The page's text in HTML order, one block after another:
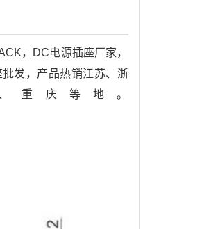
，DC电源插座厂家，
发，产品热销江苏、浙
重庆等地。